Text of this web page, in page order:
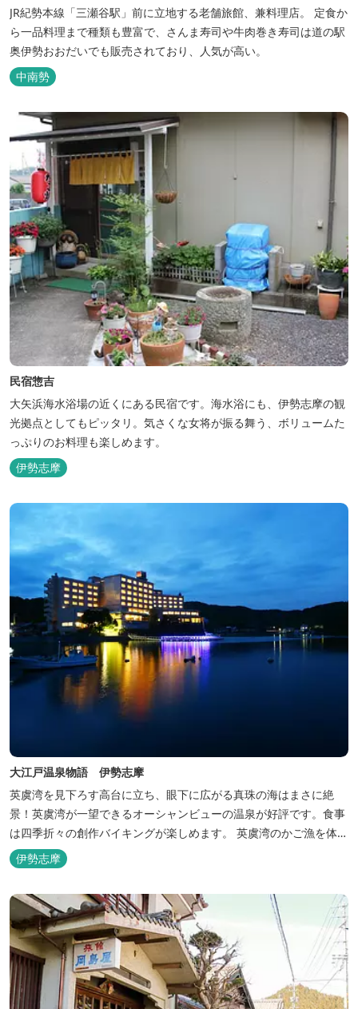
JR紀勢本線「三瀬谷駅」前に立地する老舗旅館、兼料理店。 定食か
ら一品料理まで種類も豊富で、さんま寿司や牛肉巻き寿司は道の駅
奥伊勢おおだいでも販売されており、人気が高い。
中南勢
民宿惣吉
大矢浜海水浴場の近くにある民宿です。海水浴にも、伊勢志摩の観
光拠点としてもピッタリ。気さくな女将が振る舞う、ボリュームた
っぷりのお料理も楽しめます。
伊勢志摩
大江戸温泉物語 伊勢志摩
英虞湾を見下ろす高台に立ち、眼下に広がる真珠の海はまさに絶
景！英虞湾が一望できるオーシャンビューの温泉が好評です。食事
は四季折々の創作バイキングが楽しめます。 英虞湾のかご漁を体験
できるクルーズ船は毎日運行しており、漁で獲れた魚を食べること
もできます。
伊勢志摩